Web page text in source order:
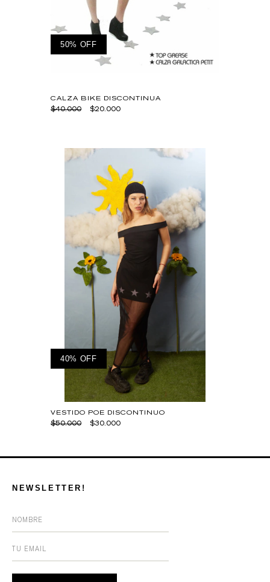
50% OFF
CALZA BIKE DISCONTINUA
$40.000 $20.000
40% OFF
VESTIDO POE DISCONTINUO
$50.000 $30.000
NEWSLETTER!